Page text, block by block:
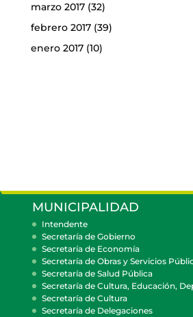
marzo 2017(32)
febrero 2017(39)
enero 2017(10)
MUNICIPALIDAD
Intendente
Secretaría de Gobierno
Secretaría de Economía
Secretaría de Obras y Servicios
Secretaría de Salud Pública
Secretaría de Cultura, Educación,
Secretaría de Cultura
Secretaría de Delegaciones